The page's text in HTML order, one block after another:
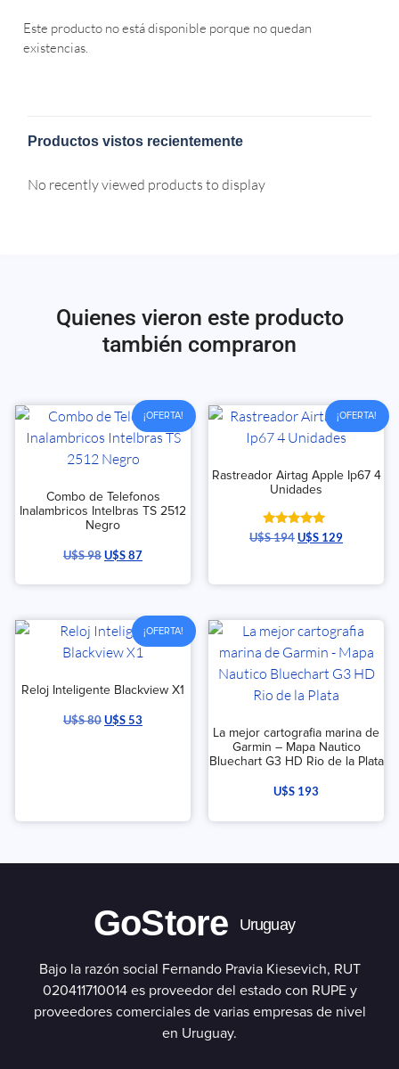
Este producto no está disponible porque no quedan
existencias.
Productos vistos recientemente
No recently viewed products to display
Quienes vieron este producto
también compraron
¡OFERTA!
Combo de Telefonos
Inalambricos Intelbras TS 2512
Negro
U$S98U$S87
¡OFERTA!
Rastreador Airtag Apple Ip67 4
Unidades
Valorado
con
U$S194U$S 129
¡OFERTA!
Reloj Inteligente Blackview X1
U$S80U$S53
La mejor cartografia marina de
Garmin – Mapa Nautico
Bluechart G3 HD Rio de la Plata
U$S 193
GoStore Uruguay
Bajo la razón social Fernando Pravia Kiesevich, RUT
020411710014 es proveedor del estado con RUPE y
proveedores comerciales de varias empresas de nivel
en Uruguay.